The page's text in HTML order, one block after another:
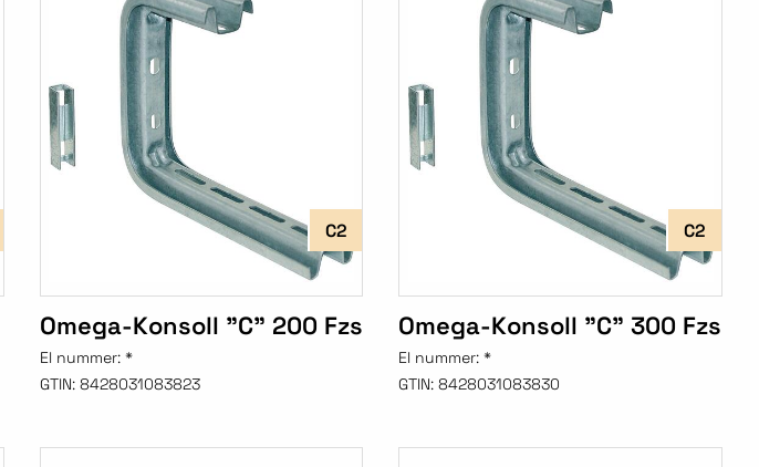
C2
Omega-Konsoll "C" 200 Fzs
El nummer: *
GTIN: 8428031083823
C2
Omega-Konsoll "C" 300 Fzs
El nummer:*
GTIN: 8428031083830